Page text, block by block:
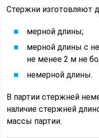
Стержни изготовляют
мерной длины;
мерной длины с
не менее 2 м не
немерной длины.
В партии стержней
наличие стержней
массы партии.